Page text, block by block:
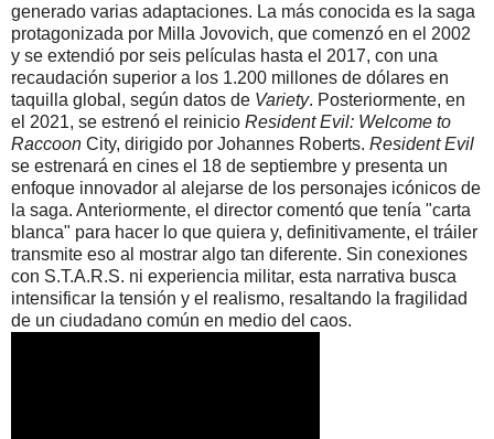
generado varias adaptaciones. La más conocida es la saga
protagonizada por Milla Jovovich, que comenzó en el 2002
y se extendió por seis películas hasta el 2017, con una
recaudación superior a los 1.200 millones de dólares en
taquilla global, según datos de Variety. Posteriormente, en
el 2021, se estrenó el reinicio Resident Evil: Welcome to
Raccoon City, dirigido por Johannes Roberts. Resident Evil
se estrenará en cines el 18 de septiembre y presenta un
enfoque innovador al alejarse de los personajes icónicos de
la saga. Anteriormente, el director comentó que tenía "carta
blanca" para hacer lo que quiera y, definitivamente, el tráiler
transmite eso al mostrar algo tan diferente. Sin conexiones
con S.T.A.R.S. ni experiencia militar, esta narrativa busca
intensificar la tensión y el realismo, resaltando la fragilidad
de un ciudadano común en medio del caos.